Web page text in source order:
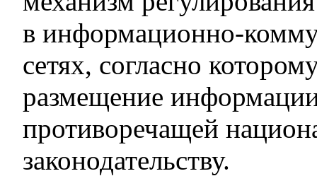
в информационно-
сетях, согласно
размещение
противоречащей
законодательству.